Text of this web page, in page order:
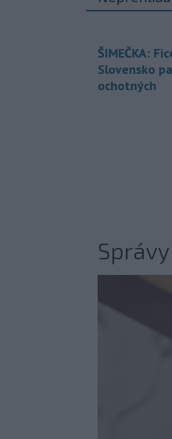
ŠIMEČKA:
Slovensko
ochotných
Správy